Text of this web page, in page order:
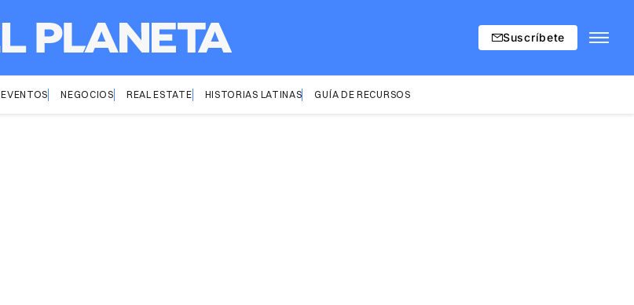
Suscríbete
EVENTOS NEGOCIOS REAL ESTATE HISTORIAS LATINAS GUÍA DE RECURSOS